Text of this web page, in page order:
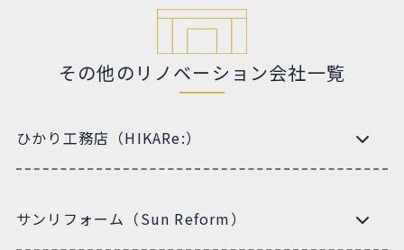
その他のリノベーション会社一覧
ひかり工務店（HIKARe:）
サンリフォーム（Sun Reform）